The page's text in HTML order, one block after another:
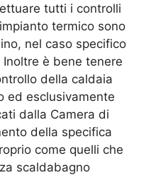
tutti i controlli
termico sono
nel caso specifico
è bene tenere
della caldaia
ed esclusivamente
dalla Camera di
della specifica
come quelli che
scaldabagno